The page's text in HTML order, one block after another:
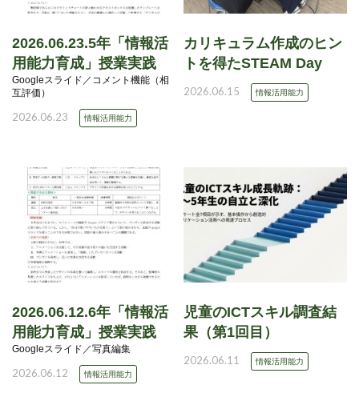
2026.06.23.5年「情報活
用能力育成」授業実践
Googleスライド／コメント機能（相
互評価）
2026.06.23 情報活用能力
カリキュラム作成のヒン
トを得たSTEAM Day
2026.06.15 情報活用能力
2026.06.12.6年「情報活
用能力育成」授業実践
Googleスライド／写真編集
2026.06.12 情報活用能力
児童のICTスキル調査結
果（第1回目）
2026.06.11 情報活用能力